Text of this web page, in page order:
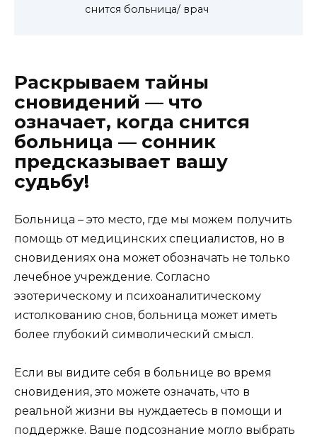
снится больница/ врач
Раскрываем тайны
сновидений — что
означает, когда снится
больница — сонник
предсказывает вашу
судьбу!
Больница – это место, где мы можем получить
помощь от медицинских специалистов, но в
сновидениях она может обозначать не только
лечебное учреждение. Согласно
эзотерическому и психоаналитическому
истолкованию снов, больница может иметь
более глубокий символический смысл.
Если вы видите себя в больнице во время
сновидения, это можете означать, что в
реальной жизни вы нуждаетесь в помощи и
поддержке. Ваше подсознание могло выбрать